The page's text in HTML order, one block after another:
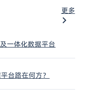
更多
一体化数据平台
台路在何方？